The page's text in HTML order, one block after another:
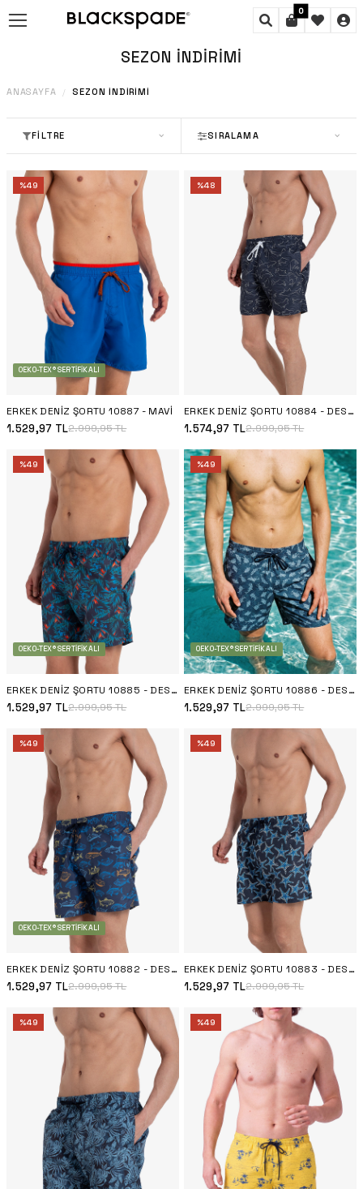
0
SEZON İNDIRIMI
ANASAYFA / SEZON İNDIRIMI
FILTRE SIRALAMA
%49
OEKO-TEX® SERTIFIKALI
ERKEK DENIZ ŞORTU 10887 - MAVI
1.529,97 TL2.999,95TL
%48
ERKEK DENIZ ŞORTU 10884 - DESENLI
1.574,97 TL2.999,95TL
%49
OEKO-TEX® SERTIFIKALI
ERKEK DENIZ ŞORTU 10885 - DESENLI
1.529,97 TL2.999,95TL
%49
OEKO-TEX® SERTIFIKALI
ERKEK DENIZ ŞORTU 10886 - DESENLI
1.529,97 TL2.999,95TL
%49
OEKO-TEX® SERTIFIKALI
ERKEK DENIZ ŞORTU 10882 - DESENLI
1.529,97 TL2.999,95TL
%49
ERKEK DENIZ ŞORTU 10883 - DESENLI
1.529,97 TL2.999,95TL
%49 %49